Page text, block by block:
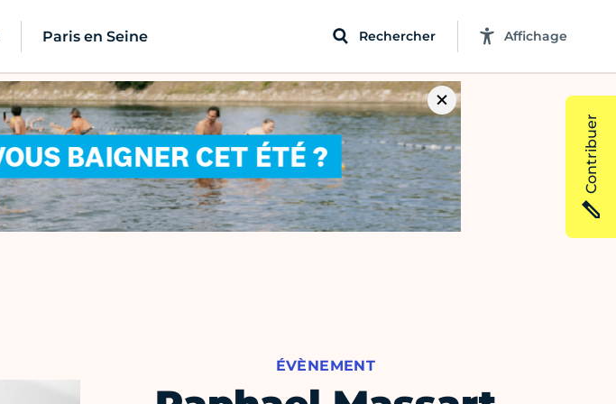
Paris en Seine Rechercher Affichage
ÉVÈNEMENT
Contribuer